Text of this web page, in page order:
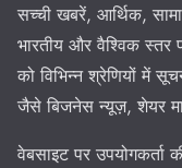
सच्ची खबरें, आर्थिक,
भारतीय और वैश्विक स्तर
को विभिन्न श्रेणियों में
जैसे बिजनेस न्यूज़, शेयर
वेबसाइट पर उपयोगकर्ता